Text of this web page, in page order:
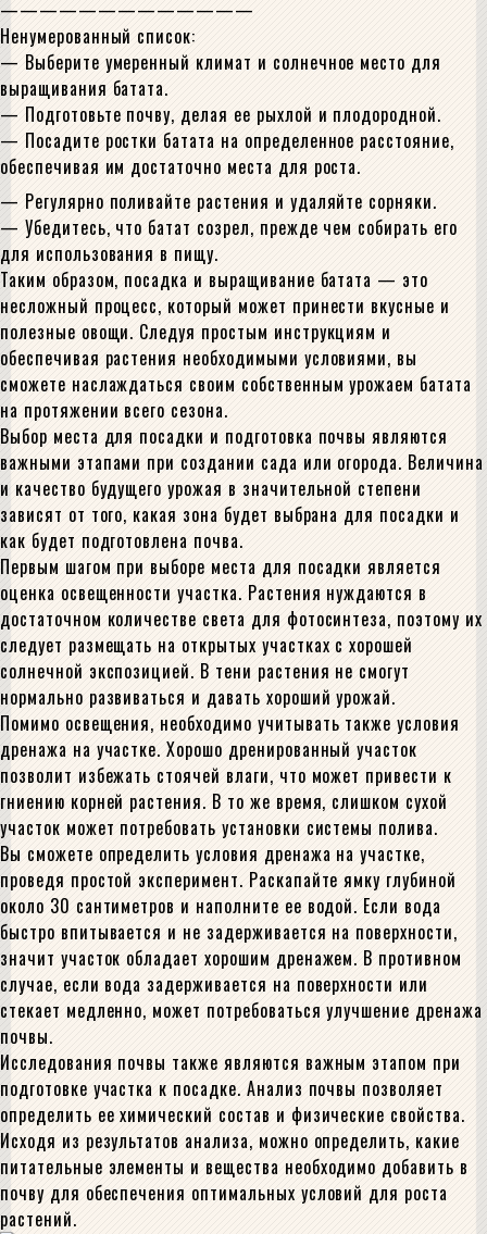
—————————————
Ненумерованный список:
— Выберите умеренный климат и солнечное место для
выращивания батата.
— Подготовьте почву, делая ее рыхлой и плодородной.
— Посадите ростки батата на определенное расстояние,
обеспечивая им достаточно места для роста.
— Регулярно поливайте растения и удаляйте сорняки.
— Убедитесь, что батат созрел, прежде чем собирать его
для использования в пищу.
Таким образом, посадка и выращивание батата — это
несложный процесс, который может принести вкусные и
полезные овощи. Следуя простым инструкциям и
обеспечивая растения необходимыми условиями, вы
сможете наслаждаться своим собственным урожаем батата
на протяжении всего сезона.
Выбор места для посадки и подготовка почвы являются
важными этапами при создании сада или огорода. Величина
и качество будущего урожая в значительной степени
зависят от того, какая зона будет выбрана для посадки и
как будет подготовлена почва.
Первым шагом при выборе места для посадки является
оценка освещенности участка. Растения нуждаются в
достаточном количестве света для фотосинтеза, поэтому их
следует размещать на открытых участках с хорошей
солнечной экспозицией. В тени растения не смогут
нормально развиваться и давать хороший урожай.
Помимо освещения, необходимо учитывать также условия
дренажа на участке. Хорошо дренированный участок
позволит избежать стоячей влаги, что может привести к
гниению корней растения. В то же время, слишком сухой
участок может потребовать установки системы полива.
Вы сможете определить условия дренажа на участке,
проведя простой эксперимент. Раскапайте ямку глубиной
около 30 сантиметров и наполните ее водой. Если вода
быстро впитывается и не задерживается на поверхности,
значит участок обладает хорошим дренажем. В противном
случае, если вода задерживается на поверхности или
стекает медленно, может потребоваться улучшение дренажа
почвы.
Исследования почвы также являются важным этапом при
подготовке участка к посадке. Анализ почвы позволяет
определить ее химический состав и физические свойства.
Исходя из результатов анализа, можно определить, какие
питательные элементы и вещества необходимо добавить в
почву для обеспечения оптимальных условий для роста
растений.